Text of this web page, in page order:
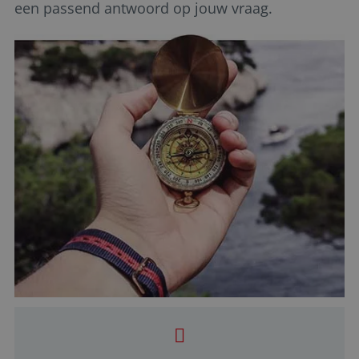
een passend antwoord op jouw vraag.
Strikt noodzakelijke cookies maken de
kernfunctionaliteiten van de website mogelijk, zoals
gebruikersaanmelding en accountbeheer. De
website kan niet goed worden gebruikt zonder de
strikt noodzakelijke cookies.
Naam
Aanbieder
Domein
Vervaldatum
PHPSESSID
PHP.net
www.reiswerk.nl